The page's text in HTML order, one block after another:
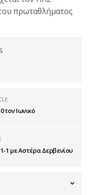
πρωταθλήματος
τον Ιωνικό
1 με Αστέρα Δερβενίου